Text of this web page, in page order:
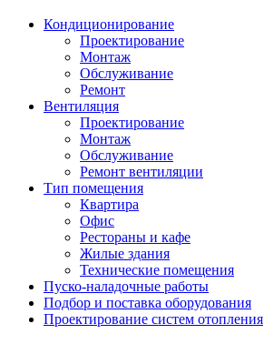
Кондиционирование
Проектирование
Монтаж
Обслуживание
Ремонт
Вентиляция
Проектирование
Монтаж
Обслуживание
Ремонт вентиляции
Тип помещения
Квартира
Офис
Рестораны и кафе
Жилые здания
Технические помещения
Пуско-наладочные работы
Подбор и поставка оборудования
Проектирование систем отопления